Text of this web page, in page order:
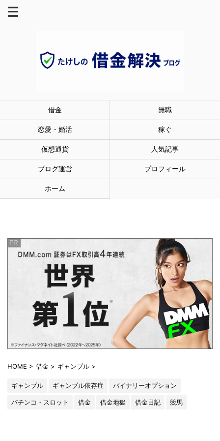
借金 無職
恋愛・婚活 稼ぐ
仮想通貨 人気記事
ブログ運営 プロフィール
ホーム
HOME > 借金 > ギャンブル >
ギャンブル ギャンブル依存症 バイナリーオプション
パチンコ・スロット 借金 借金地獄 借金日記 競馬